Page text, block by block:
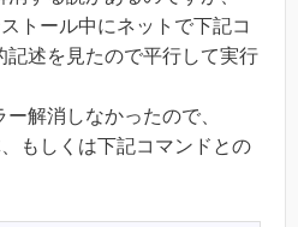
トール中にネットで下記コ
記述を見たので平行して実行
解消しなかったので、
もしくは下記コマンドとの